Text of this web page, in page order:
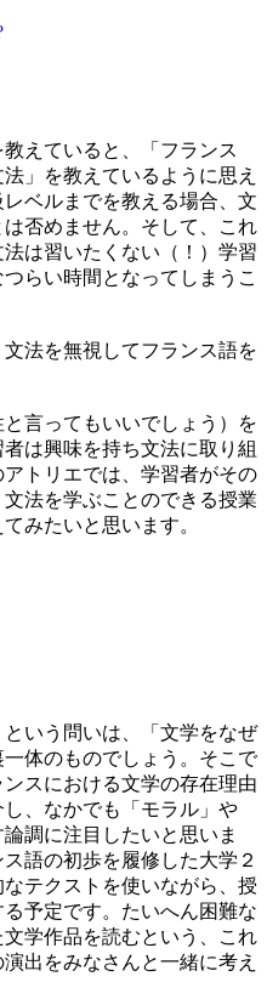
えていると、「フランス
」を教えているように思え
ベルまでを教える場合、文
否めません。そして、これ
は習いたくない（！）学習
らい時間となってしまうこ
法を無視してフランス語を
言ってもいいでしょう）を
は興味を持ち文法に取り組
トリエでは、学習者がその
法を学ぶことのできる授業
みたいと思います。
という問いは、「文学をなぜ
体のものでしょう。そこで
スにおける文学の存在理由
、なかでも「モラル」や
調に注目したいと思いま
語の初歩を履修した大学２
テクストを使いながら、授
予定です。たいへん困難な
学作品を読むという、これ
出をみなさんと一緒に考え